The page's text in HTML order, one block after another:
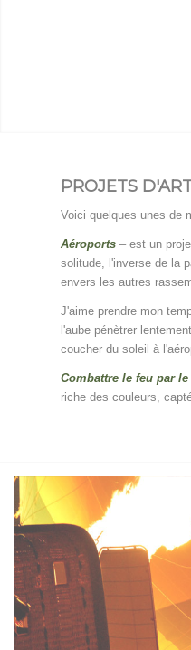
PROJETS
Voici quelques unes de
Aéroports – est un
solitude, l'inverse de la
envers les autres
J'aime prendre mon
l'aube pénètrer
coucher du soleil à
Combattre le feu par le
riche des couleurs,